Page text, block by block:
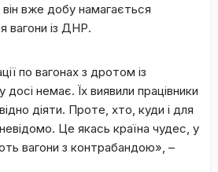
вже добу намагається
вагони із ДНР.
по вагонах з дротом із
немає. Їх виявили працівники
діяти. Проте, хто, куди і для
невідомо. Це якась країна чудес, у
вагони з контрабандою», –